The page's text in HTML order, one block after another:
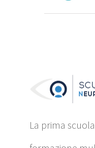
La prima